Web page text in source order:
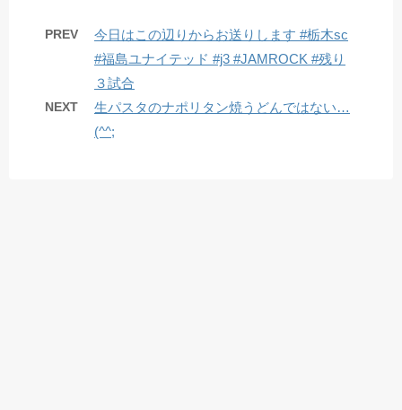
PREV
今日はこの辺りからお送りします #栃木sc
#福島ユナイテッド #j3 #JAMROCK #残り
３試合
NEXT
生パスタのナポリタン焼うどんではない…
(^^;